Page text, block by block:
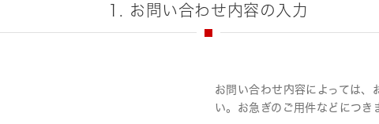
1. お問い合わせ内容の入力
お問い合わせ内容によっては
い。お急ぎのご用件などにつき